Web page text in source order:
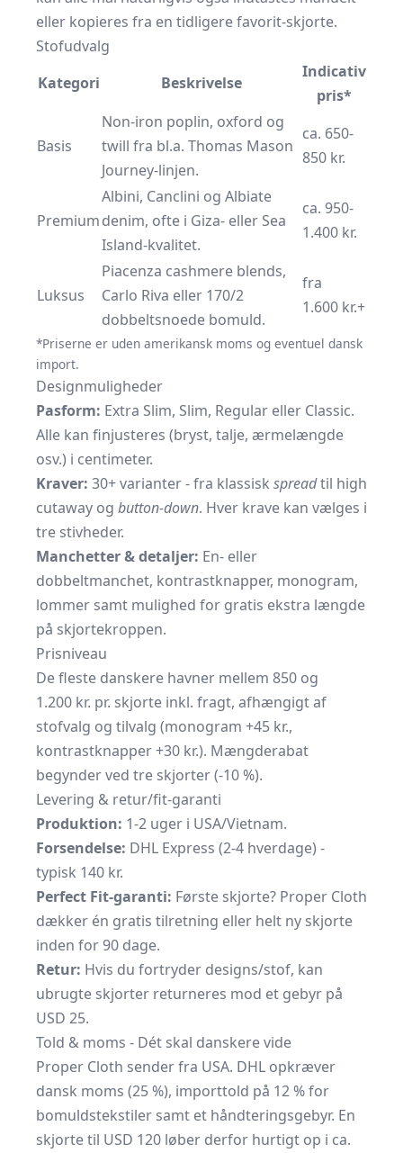
eller kopieres fra en tidligere favorit-skjorte.
Stofudvalg
Kategori
Beskrivelse
Indicativ
pris*
Basis
Non-iron poplin, oxford og
twill fra bl.a. Thomas Mason
Journey-linjen.
ca. 650-
850 kr.
Premium
Albini, Canclini og Albiate
denim, ofte i Giza- eller Sea
Island-kvalitet.
ca. 950-
1.400 kr.
Luksus
Piacenza cashmere blends,
Carlo Riva eller 170/2
dobbeltsnoede bomuld.
fra
1.600 kr.+
*Priserne er uden amerikansk moms og eventuel dansk
import.
Designmuligheder
Pasform: Extra Slim, Slim, Regular eller Classic.
Alle kan finjusteres (bryst, talje, ærmelængde
osv.) i centimeter.
Kraver: 30+ varianter - fra klassisk spreadtil high
cutaway og button-down. Hver krave kan vælges i
tre stivheder.
Manchetter & detaljer: En- eller
dobbeltmanchet, kontrastknapper, monogram,
lommer samt mulighed for gratis ekstra længde
på skjortekroppen.
Prisniveau
De fleste danskere havner mellem 850 og
1.200 kr. pr. skjorte inkl. fragt, afhængigt af
stofvalg og tilvalg (monogram +45 kr.,
kontrastknapper +30 kr.). Mængderabat
begynder ved tre skjorter (-10 %).
Levering & retur/fit-garanti
Produktion: 1-2 uger i USA/Vietnam.
Forsendelse: DHL Express (2-4 hverdage) -
typisk 140 kr.
Perfect Fit-garanti: Første skjorte? Proper Cloth
dækker én gratis tilretning eller helt ny skjorte
inden for 90 dage.
Retur: Hvis du fortryder designs/stof, kan
ubrugte skjorter returneres mod et gebyr på
USD 25.
Told & moms - Dét skal danskere vide
Proper Cloth sender fra USA. DHL opkræver
dansk moms (25 %), importtold på 12 % for
bomuldstekstiler samt et håndteringsgebyr. En
skjorte til USD 120 løber derfor hurtigt op i ca.